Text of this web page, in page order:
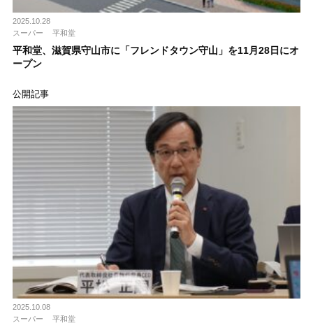
2025.10.28
スーパー
平和堂
平和堂、滋賀県守山市に「フレンドタウン守山」を11月28日にオ
ープン
公開記事
2025.10.08
スーパー
平和堂